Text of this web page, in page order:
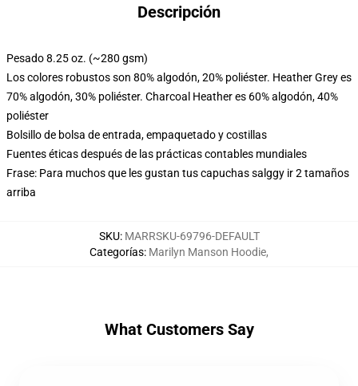
Descripción
Pesado 8.25 oz. (~280 gsm)
Los colores robustos son 80% algodón, 20% poliéster. Heather Grey es
70% algodón, 30% poliéster. Charcoal Heather es 60% algodón, 40%
poliéster
Bolsillo de bolsa de entrada, empaquetado y costillas
Fuentes éticas después de las prácticas contables mundiales
Frase: Para muchos que les gustan tus capuchas salggy ir 2 tamaños
arriba
SKU: MARRSKU-69796-DEFAULT
Categorías: Marilyn Manson Hoodie,
What Customers Say